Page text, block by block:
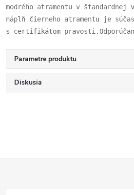
modrého atramentu v
náplň čierneho atramentu je
s certifikátom
Parametre produktu
Diskusia